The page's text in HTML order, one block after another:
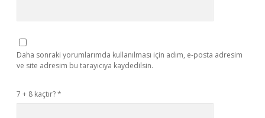
Daha sonraki yorumlarımda kullanılması için adım, e-posta adresim
ve site adresim bu tarayıcıya kaydedilsin.
7 + 8 kaçtır?*